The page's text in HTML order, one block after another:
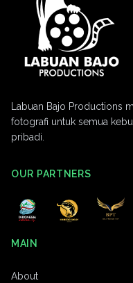
Labuan Bajo Productions
fotografi untuk semua
pribadi.
OUR PARTNERS
MAIN
About